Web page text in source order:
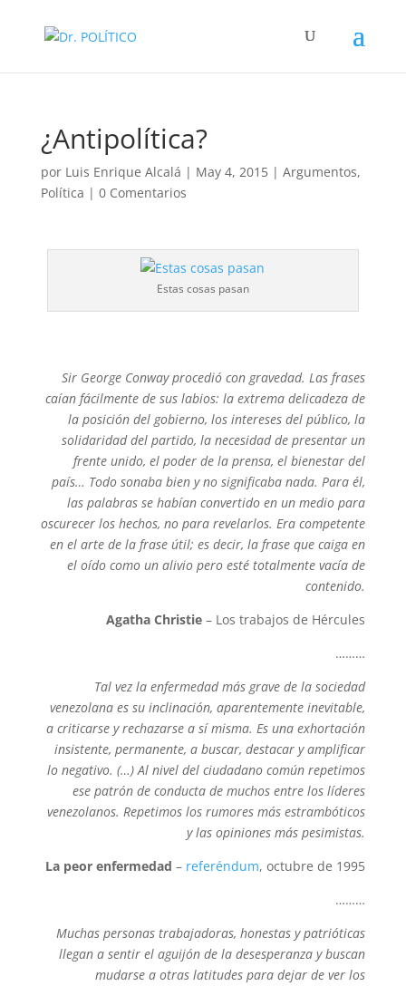
¿Antipolítica?
por Luis Enrique Alcalá | May 4, 2015| Argumentos,
Política | 0 Comentarios
Estas cosas pasan
Sir George Conway procedió con gravedad. Las frases
caían fácilmente de sus labios: la extrema delicadeza de
la posición del gobierno, los intereses del público, la
solidaridad del partido, la necesidad de presentar un
frente unido, el poder de la prensa, el bienestar del
país… Todo sonaba bien y no significaba nada. Para él,
las palabras se habían convertido en un medio para
oscurecer los hechos, no para revelarlos. Era competente
en el arte de la frase útil; es decir, la frase que caiga en
el oído como un alivio pero esté totalmente vacía de
contenido.
Agatha Christie – Los trabajos de Hércules
………
Tal vez la enfermedad más grave de la sociedad
venezolana es su inclinación, aparentemente inevitable,
a criticarse y rechazarse a sí misma. Es una exhortación
insistente, permanente, a buscar, destacar y amplificar
lo negativo. (…) Al nivel del ciudadano común repetimos
ese patrón de conducta de muchos entre los líderes
venezolanos. Repetimos los rumores más estrambóticos
y las opiniones más pesimistas.
La peor enfermedad– referéndum, octubre de 1995
………
Muchas personas trabajadoras, honestas y patrióticas
llegan a sentir el aguijón de la desesperanza y buscan
mudarse a otras latitudes para dejar de ver los